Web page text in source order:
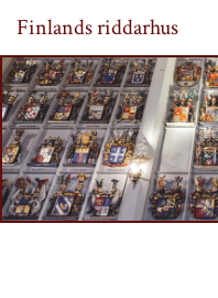
Finlands riddarhus